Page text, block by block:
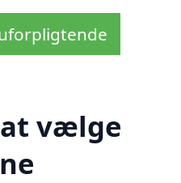
at vælge